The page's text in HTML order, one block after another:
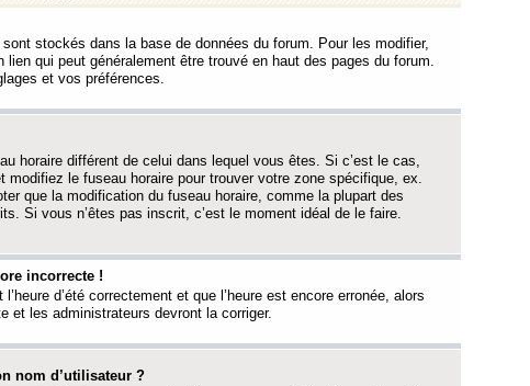
stockés dans la base de données du forum. Pour les modifier,
qui peut généralement être trouvé en haut des pages du forum.
et vos préférences.
horaire différent de celui dans lequel vous êtes. Si c’est le cas,
modifiez le fuseau horaire pour trouver votre zone spécifique, ex.
que la modification du fuseau horaire, comme la plupart des
Si vous n’êtes pas inscrit, c’est le moment idéal de le faire.
incorrecte !
d’été correctement et que l’heure est encore erronée, alors
et les administrateurs devront la corriger.
nom d’utilisateur ?